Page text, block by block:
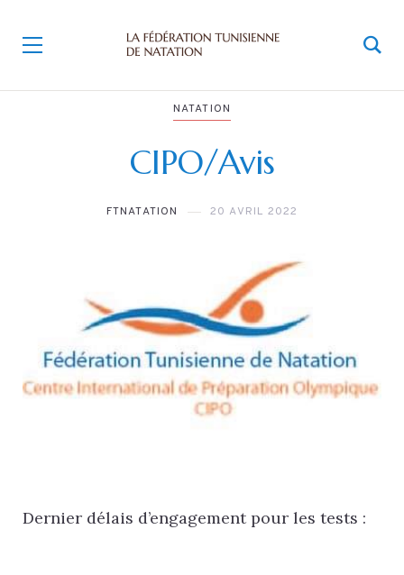
NATATION
CIPO/Avis
FTNATATION 20 AVRIL 2022
Dernier délais d’engagement pour les tests :